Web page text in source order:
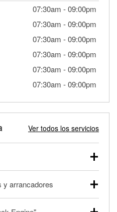
07:30am -09:00pm
07:30am -09:00pm
07:30am -09:00pm
07:30am -09:00pm
07:30am -09:00pm
07:30am -09:00pm
Ver todos los servicios
comerciales y
Las baterías
del vehículo y cargarse en
y arrancadores